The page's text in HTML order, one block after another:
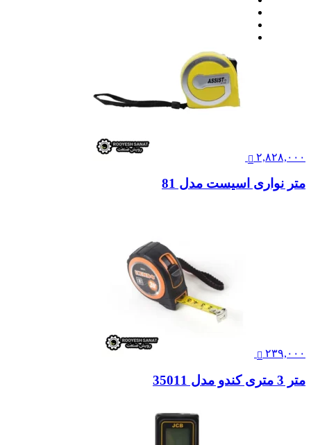
۲,۸۲۸,۰۰۰
متر نواری اسیست مدل 81
۲۳۹,۰۰۰
متر 3 متری کندو مدل 35011